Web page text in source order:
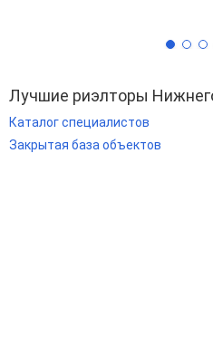
Лучшие риэлторы
Каталог специалистов
Закрытая база объектов